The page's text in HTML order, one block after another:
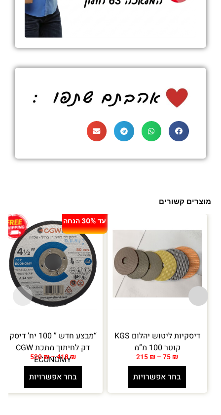
מוצרים קשורים
עד 30% הנחה
“מבצע חדש ” 100 יח’ דיסק
דק לחיתוך מתכת CGW
ECONOMY
418₪
–
520₪
בחר אפשרויות
דיסקיות ליטוש יהלום KGS
קוטר 100 מ”מ
75 ₪
–
215 ₪
בחר אפשרויות